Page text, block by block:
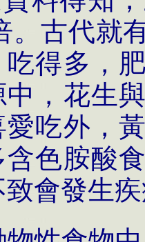
。古代就
得多，
，花生
吃外，
色胺酸
致會發生